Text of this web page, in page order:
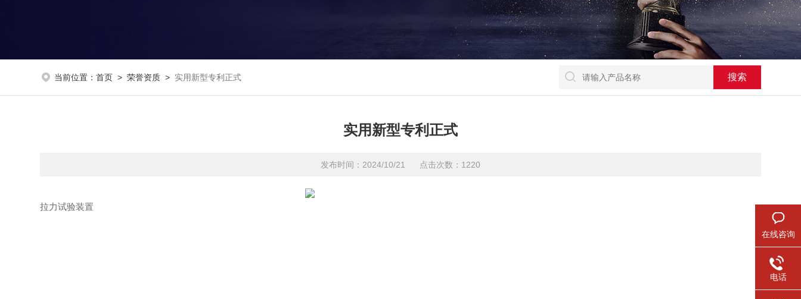
当前位置：首页 >荣誉资质 > 实用新型专利正式
实用新型专利正式
发布时间：2024/10/21 点击次数：1220
拉力试验装置
在线咨询
电话